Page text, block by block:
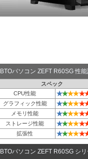
BTOパソコン ZEFT R60SG 性
スペック
CPU性能
★★★★★
グラフィック性能 ★★★★★
メモリ性能 ★★★★★
ストレージ性能 ★★★★★
拡張性 ★★★★★
BTOパソコン ZEFT R60SG シ